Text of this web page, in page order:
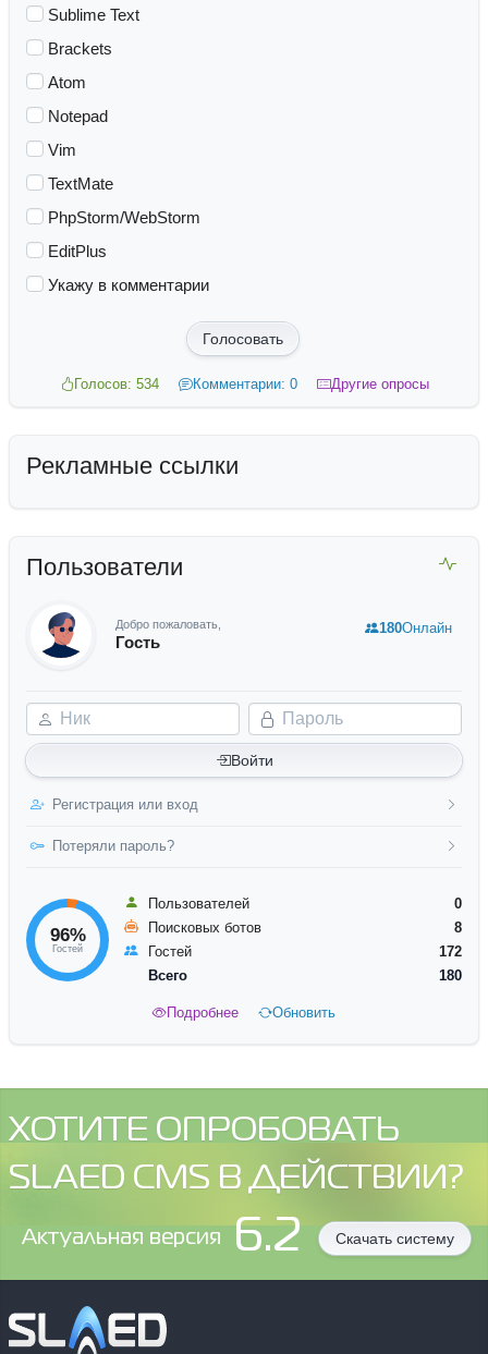
Sublime Text
Brackets
Atom
Notepad
Vim
TextMate
PhpStorm/WebStorm
EditPlus
Укажу в комментарии
Голосовать
Голосов: 534 Комментарии: 0 Другие опросы
Рекламные ссылки
Пользователи
Добро пожаловать,
Гость
Ник Пароль
Войти
Регистрация или вход
Потеряли пароль?
180Онлайн
96%
Гостей
Пользователей
0
Поисковых ботов
8
Гостей
172
Всего
180
Подробнее Обновить
ХОТИТЕ ОПРОБОВАТЬ
SLAED CMS В ДЕЙСТВИИ?
Aктуальная версия 6.2 Скачать систему